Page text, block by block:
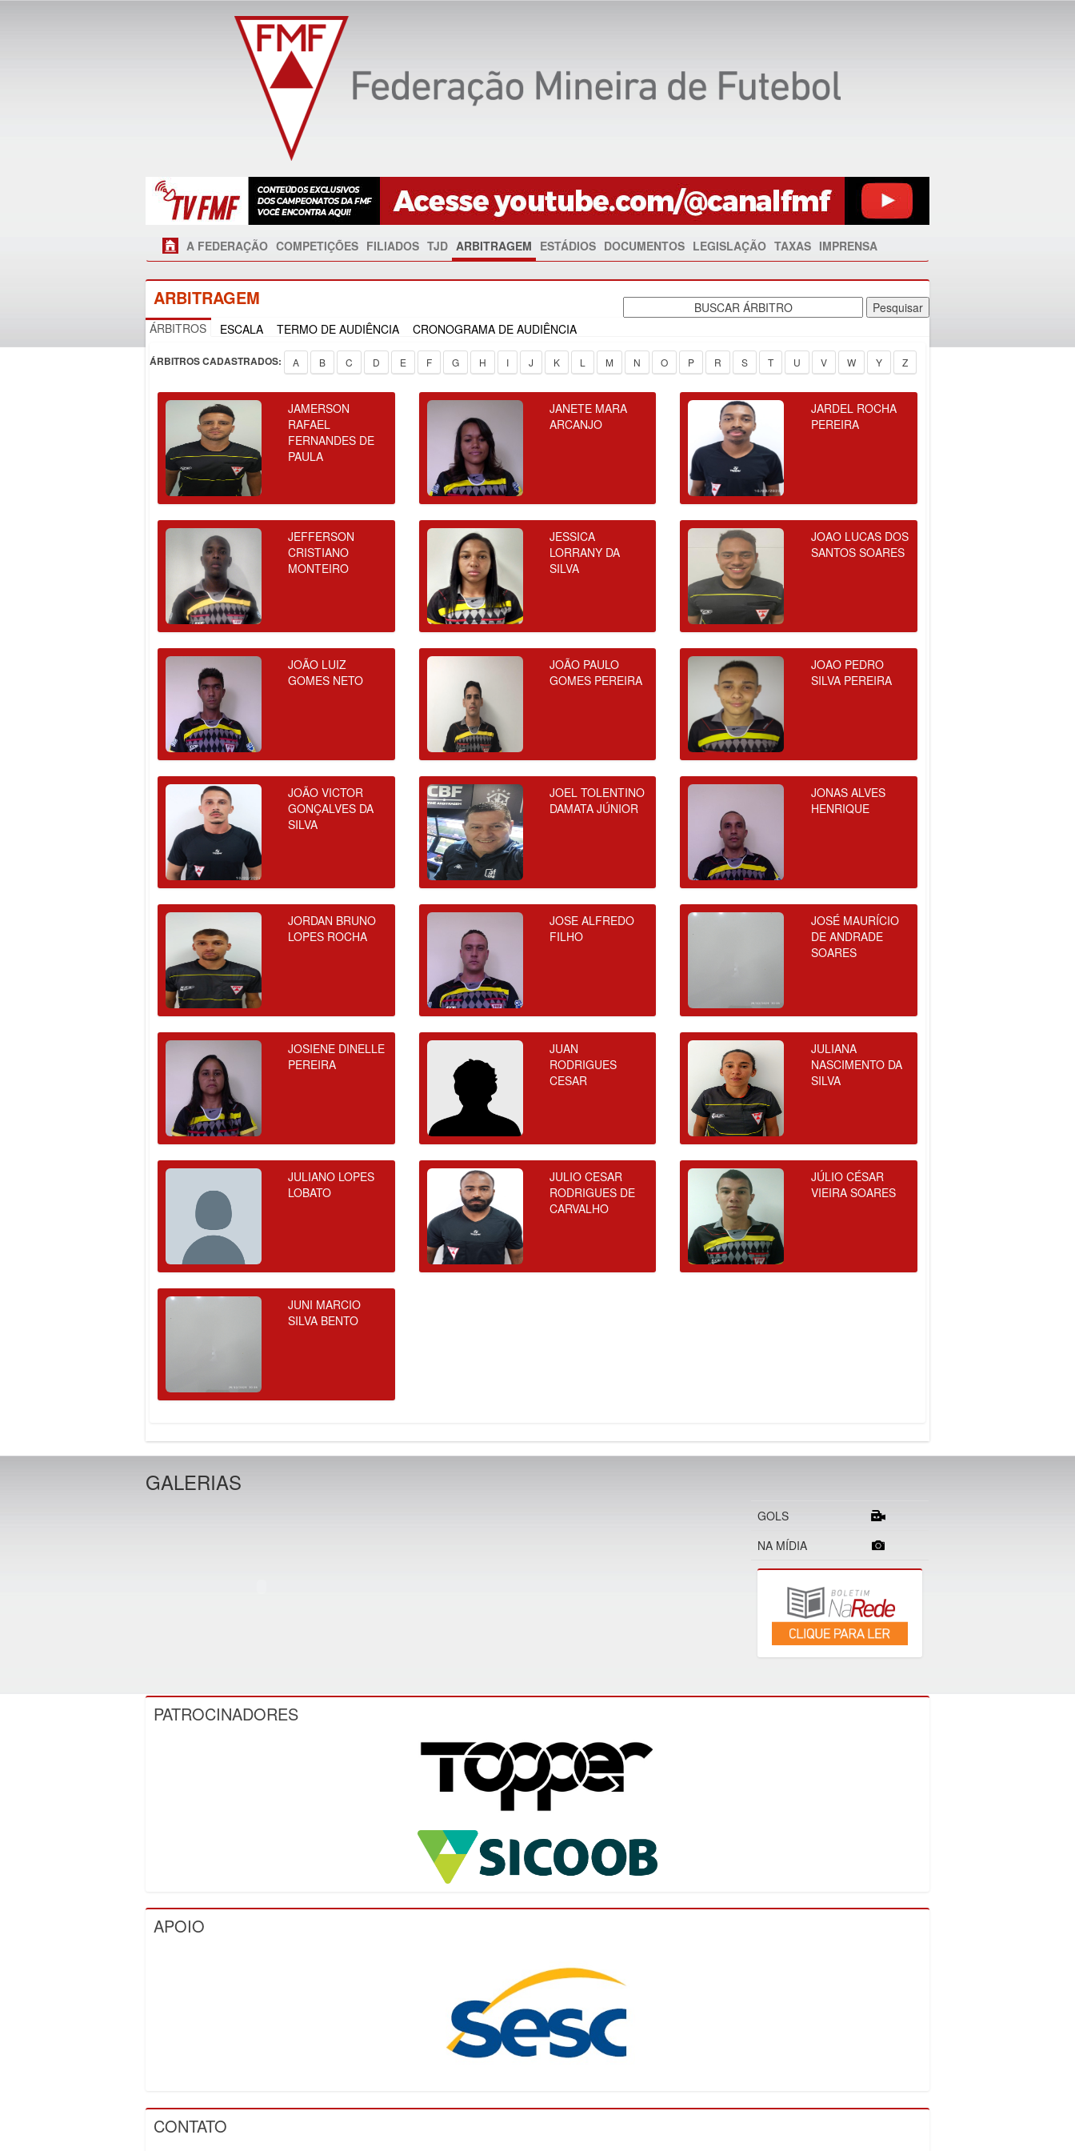
A FEDERAÇÃO COMPETIÇÕES FILIADOS TJD ARBITRAGEM ESTÁDIOS DOCUMENTOS LEGISLAÇÃO TAXAS IMPRENSA
ARBITRAGEM
ÁRBITROS ESCALA TERMO DE AUDIÊNCIA CRONOGRAMA DE AUDIÊNCIA
ÁRBITROS CADASTRADOS: A B C D E F G H I J K L M N O P R S T U V W Y Z
JAMERSON
RAFAEL
FERNANDES DE
PAULA
JANETE MARA
ARCANJO
JARDEL ROCHA
PEREIRA
JEFFERSON
CRISTIANO
MONTEIRO
JESSICA
LORRANY DA
SILVA
JOAO LUCAS DOS
SANTOS SOARES
JOÃO LUIZ
GOMES NETO
JOÃO PAULO
GOMES PEREIRA
JOAO PEDRO
SILVA PEREIRA
JOÃO VICTOR
GONÇALVES DA
SILVA
JOEL TOLENTINO
DAMATA JÚNIOR
JONAS ALVES
HENRIQUE
JORDAN BRUNO
LOPES ROCHA
JOSE ALFREDO
FILHO
JOSÉ MAURÍCIO
DE ANDRADE
SOARES
JOSIENE DINELLE
PEREIRA
JUAN
RODRIGUES
CESAR
JULIANA
NASCIMENTO DA
SILVA
JULIANO LOPES
LOBATO
JULIO CESAR
RODRIGUES DE
CARVALHO
JÚLIO CÉSAR
VIEIRA SOARES
JUNI MARCIO
SILVA BENTO
GALERIAS
GOLS
NA MÍDIA
PATROCINADORES
APOIO
CONTATO